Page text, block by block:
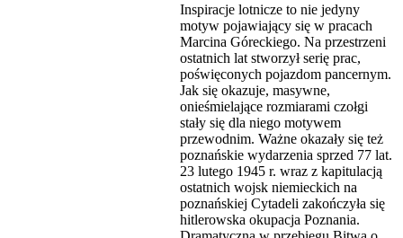
Inspiracje lotnicze to nie jedyny
motyw pojawiający się w pracach
Marcina Góreckiego. Na przestrzeni
ostatnich lat stworzył serię prac,
poświęconych pojazdom pancernym.
Jak się okazuje, masywne,
onieśmielające rozmiarami czołgi
stały się dla niego motywem
przewodnim. Ważne okazały się też
poznańskie wydarzenia sprzed 77 lat.
23 lutego 1945 r. wraz z kapitulacją
ostatnich wojsk niemieckich na
poznańskiej Cytadeli zakończyła się
hitlerowska okupacja Poznania.